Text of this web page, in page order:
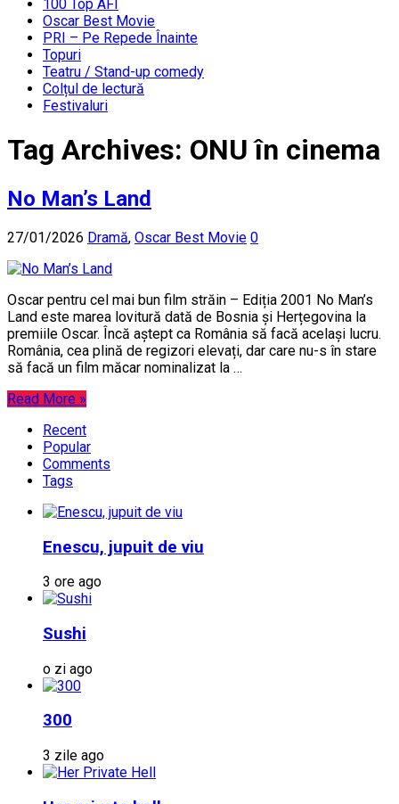
100 Top AFI
Oscar Best Movie
PRI – Pe Repede Înainte
Topuri
Teatru / Stand-up comedy
Colțul de lectură
Festivaluri
Tag Archives: ONU în cinema
No Man’s Land
27/01/2026 Dramă, Oscar Best Movie 0
Oscar pentru cel mai bun film străin – Ediția 2001 No Man’s
Land este marea lovitură dată de Bosnia și Herțegovina la
premiile Oscar. Încă aștept ca România să facă același lucru.
România, cea plină de regizori elevați, dar care nu-s în stare
să facă un film măcar nominalizat la …
Read More »
Recent
Popular
Comments
Tags
Enescu, jupuit de viu
3 ore ago
Sushi
o zi ago
300
3 zile ago